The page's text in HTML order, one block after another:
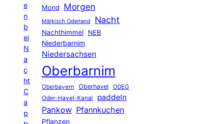
e
n
b
ei
N
a
c
ht
C
a
p
Mond
Morgen
Märkisch Oderland Nacht
Nachthimmel
NEB
Niederbarnim
Niedersachsen
Oberbarnim
Oberbayern Oberhavel ODEG
Oder-Havel-Kanal paddeln
Pankow Pfannkuchen
Pflanzen